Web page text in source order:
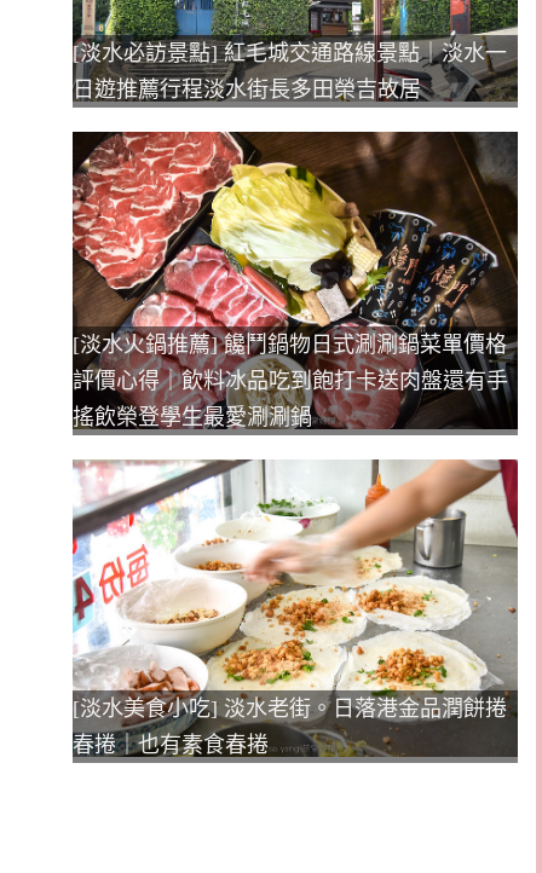
[淡水必訪景點] 紅毛城交通路線景點｜淡水一
日遊推薦行程淡水街長多田榮吉故居
[淡水火鍋推薦] 饞鬥鍋物日式涮涮鍋菜單價格
評價心得｜飲料冰品吃到飽打卡送肉盤還有手
搖飲榮登學生最愛涮涮鍋
[淡水美食小吃] 淡水老街。日落港金品潤餅捲
春捲｜也有素食春捲